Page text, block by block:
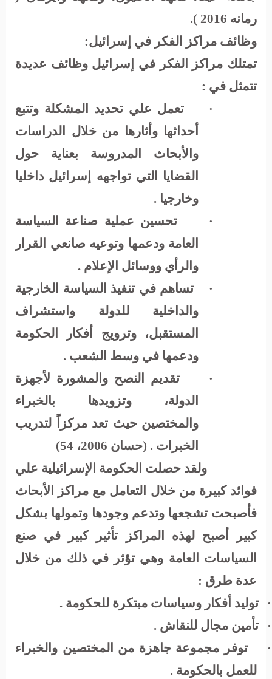
رمانه 2016 ).
وظائف مراكز الفكر في إسرائيل:
تمتلك مراكز الفكر في إسرائيل وظائف عديدة
تتمثل في :
·
تعمل علي تحديد المشكلة وتتبع
أحداثها وأثارها من خلال الدراسات
والأبحاث المدروسة بعناية حول
القضايا التي تواجهه إسرائيل داخليا
وخارجيا .
·
تحسين عملية صناعة السياسة
العامة ودعمها وتوعيه صانعي القرار
والرأي ووسائل الإعلام .
·
تساهم في تنفيذ السياسة الخارجية
والداخلية للدولة واستشراف
المستقبل، وترويج أفكار الحكومة
ودعمها في وسط الشعب .
·
تقديم النصح والمشورة لأجهزة
الدولة، وتزويدها بالخبراء
والمختصين حيث تعد مركزاً لتدريب
الخبرات . (حسان 2006، 54)
ولقد حصلت الحكومة الإسرائيلية علي
فوائد كبيرة من خلال التعامل مع مراكز الأبحاث
فأصبحت تشجعها وتدعم وجودها وتمولها بشكل
كبير أصبح لهذه المراكز تأثير كبير في صنع
السياسات العامة وهي تؤثر في ذلك من خلال
عدة طرق :
· توليد أفكار وسياسات مبتكرة للحكومة .
· تأمين مجال للنقاش .
·
توفر مجموعة جاهزة من المختصين والخبراء
للعمل بالحكومة .